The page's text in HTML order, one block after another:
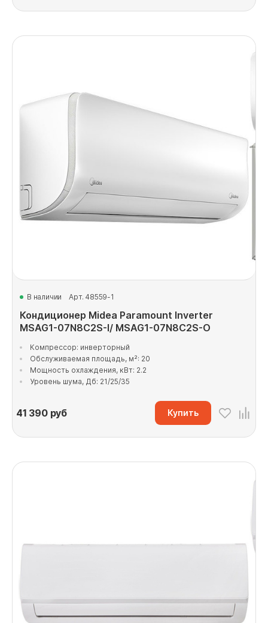
В наличии Арт. 48559-1
Кондиционер Midea Paramount Inverter
MSAG1-07N8C2S-I/ MSAG1-07N8C2S-O
Компрессор: инверторный
Обслуживаемая площадь, м²: 20
Мощность охлаждения, кВт: 2.2
Уровень шума, Дб: 21/25/35
41 390руб Купить